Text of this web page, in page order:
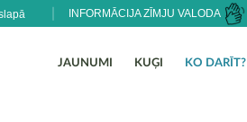
INFORMĀCIJA ZĪMJU VALODA
JAUNUMI KUĢI KO DARĪT?